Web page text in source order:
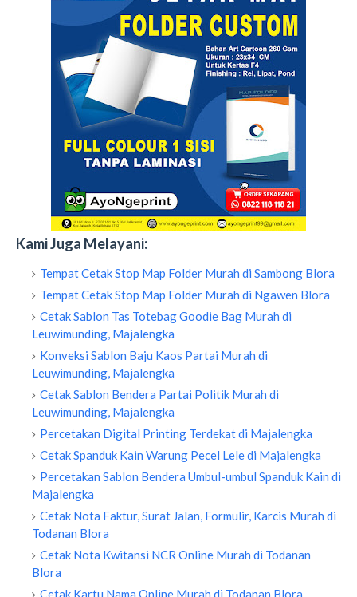
Kami Juga Melayani:
Tempat Cetak Stop Map Folder Murah di Sambong Blora
Tempat Cetak Stop Map Folder Murah di Ngawen Blora
Cetak Sablon Tas Totebag Goodie Bag Murah di
Leuwimunding, Majalengka
Konveksi Sablon Baju Kaos Partai Murah di
Leuwimunding, Majalengka
Cetak Sablon Bendera Partai Politik Murah di
Leuwimunding, Majalengka
Percetakan Digital Printing Terdekat di Majalengka
Cetak Spanduk Kain Warung Pecel Lele di Majalengka
Percetakan Sablon Bendera Umbul-umbul Spanduk Kain di
Majalengka
Cetak Nota Faktur, Surat Jalan, Formulir, Karcis Murah di
Todanan Blora
Cetak Nota Kwitansi NCR Online Murah di Todanan
Blora
Cetak Kartu Nama Online Murah di Todanan Blora